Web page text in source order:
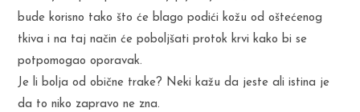
bude korisno tako što će blago podići kožu od oštećenog
tkiva i na taj način će poboljšati protok krvi kako bi se
potpomogao oporavak.
Je li bolja od obične trake? Neki kažu da jeste ali istina je
da to niko zapravo ne zna.